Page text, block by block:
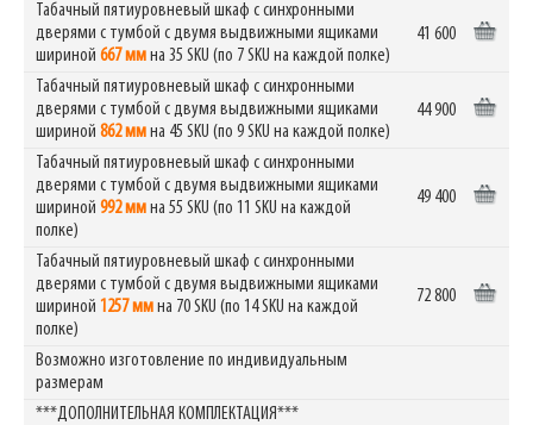
Табачный пятиуровневый шкаф с синхронными
дверями с тумбой с двумя выдвижными ящиками
шириной 667 ммна 35 SKU (по 7 SKU на каждой полке)
41 600
Табачный пятиуровневый шкаф с синхронными
дверями с тумбой с двумя выдвижными ящиками
шириной 862 ммна 45 SKU (по 9 SKU на каждой полке)
44 900
Табачный пятиуровневый шкаф с синхронными
дверями с тумбой с двумя выдвижными ящиками
шириной 992 ммна 55 SKU (по 11 SKU на каждой
полке)
49 400
Табачный пятиуровневый шкаф с синхронными
дверями с тумбой с двумя выдвижными ящиками
шириной 1257 ммна 70 SKU (по 14 SKU на каждой
полке)
72 800
Возможно изготовление по индивидуальным
размерам
***ДОПОЛНИТЕЛЬНАЯ КОМПЛЕКТАЦИЯ***